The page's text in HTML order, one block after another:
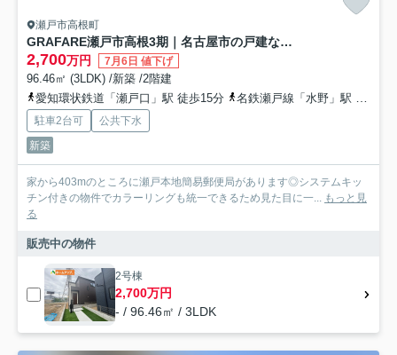
瀬戸市高根町
GRAFARE瀬戸市高根3期｜名古屋市の戸建ならホームアップ
2,700万円 7月6日 値下げ
96.46㎡ (3LDK) /新築 /2階建
愛知環状鉄道「瀬戸口」駅 徒歩15分
名鉄瀬戸線「水野」駅 徒歩22分
駐車2台可
公共下水
新築
家から403mのところに瀬戸本地簡易郵便局があります◎システムキッ
チン付きの物件でカラーリングも統一できるため見た目に一... もっと見
る
販売中の物件
2号棟
2,700万円
- / 96.46㎡ / 3LDK